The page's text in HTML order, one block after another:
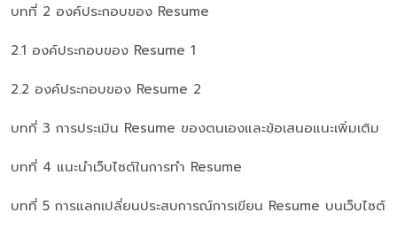
บทที่ 2 องค์ประกอบของ Resume
2.1 องค์ประกอบของ Resume 1
2.2 องค์ประกอบของ Resume 2
บทที่ 3 การประเมิน Resume ของตนเองและข้อเสนอแนะเพิ่มเติม
บทที่ 4 แนะนำเว็บไซต์ในการทำ Resume
บทที่ 5 การแลกเปลี่ยนประสบการณ์การเขียน Resume บนเว็บไซต์